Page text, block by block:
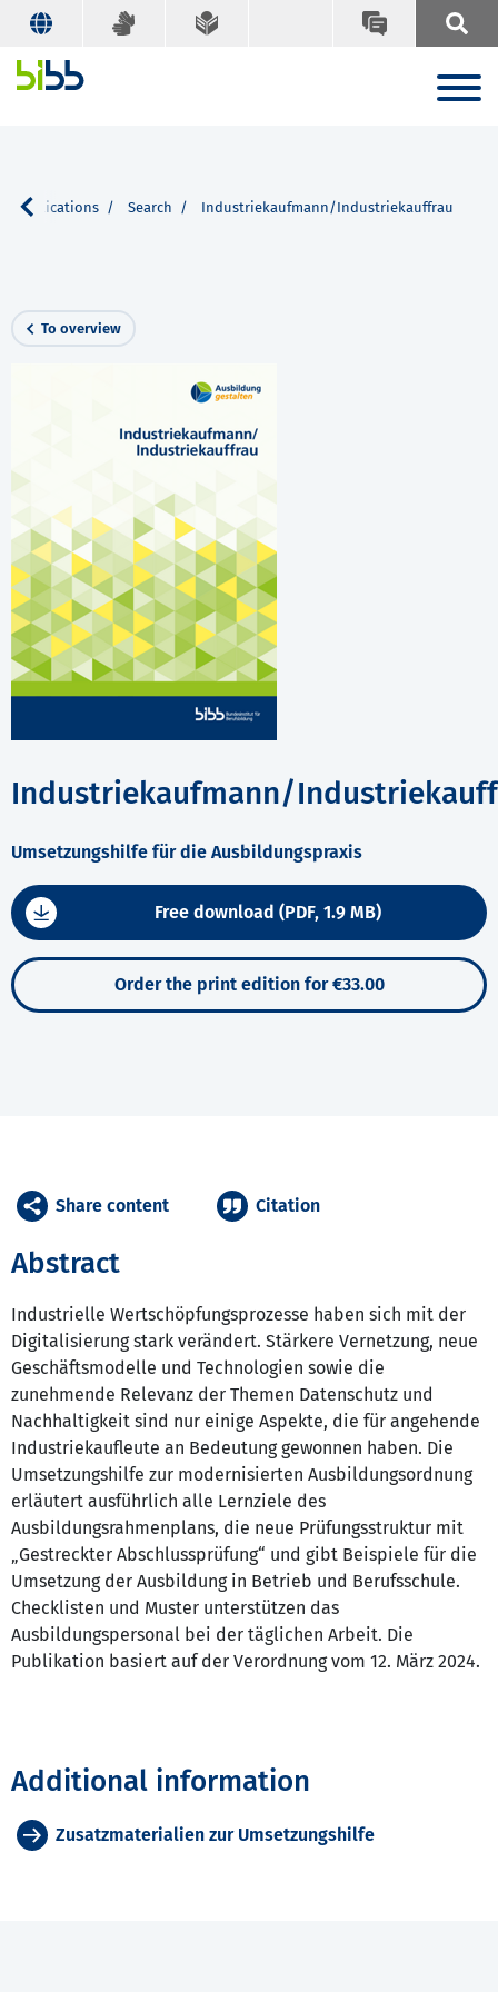
publications Search Industriekaufmann/Industriekauffrau
To overview
Industriekaufmann/
Umsetzungshilfe für die Ausbildungspraxis
Free download (PDF, 1.9 MB)
Order the print edition for €33.00
Abstract
Industrielle Wertschöpfungsprozesse haben sich mit der
Digitalisierung stark verändert. Stärkere Vernetzung, neue
Geschäftsmodelle und Technologien sowie die
zunehmende Relevanz der Themen Datenschutz und
Nachhaltigkeit sind nur einige Aspekte, die für angehende
Industriekaufleute an Bedeutung gewonnen haben. Die
Umsetzungshilfe zur modernisierten Ausbildungsordnung
erläutert ausführlich alle Lernziele des
Ausbildungsrahmenplans, die neue Prüfungsstruktur mit
„Gestreckter Abschlussprüfung“ und gibt Beispiele für die
Umsetzung der Ausbildung in Betrieb und Berufsschule.
Checklisten und Muster unterstützen das
Ausbildungspersonal bei der täglichen Arbeit. Die
Publikation basiert auf der Verordnung vom 12. März 2024.
Share content Citation
Additional information
Zusatzmaterialien zur Umsetzungshilfe